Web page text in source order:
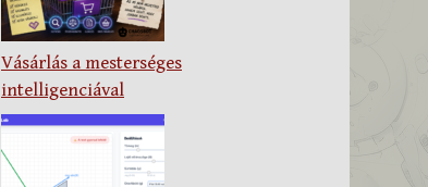
Vásárlás a mesterséges
intelligenciával